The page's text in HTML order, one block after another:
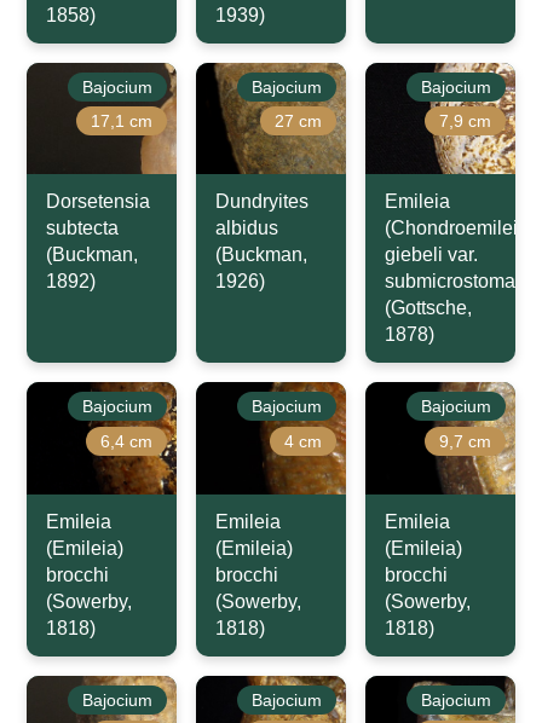
1858)
1939)
Bajocium
17,1 cm
Dorsetensia
subtecta
(Buckman,
1892)
Bajocium
27 cm
Dundryites
albidus
(Buckman,
1926)
Bajocium
7,9 cm
Emileia
(Chondroemileia)
giebeli var.
submicrostoma
(Gottsche,
1878)
Bajocium
6,4 cm
Emileia
(Emileia)
brocchi
(Sowerby,
1818)
Bajocium
4 cm
Emileia
(Emileia)
brocchi
(Sowerby,
1818)
Bajocium
9,7 cm
Emileia
(Emileia)
brocchi
(Sowerby,
1818)
Bajocium
Bajocium
Bajocium